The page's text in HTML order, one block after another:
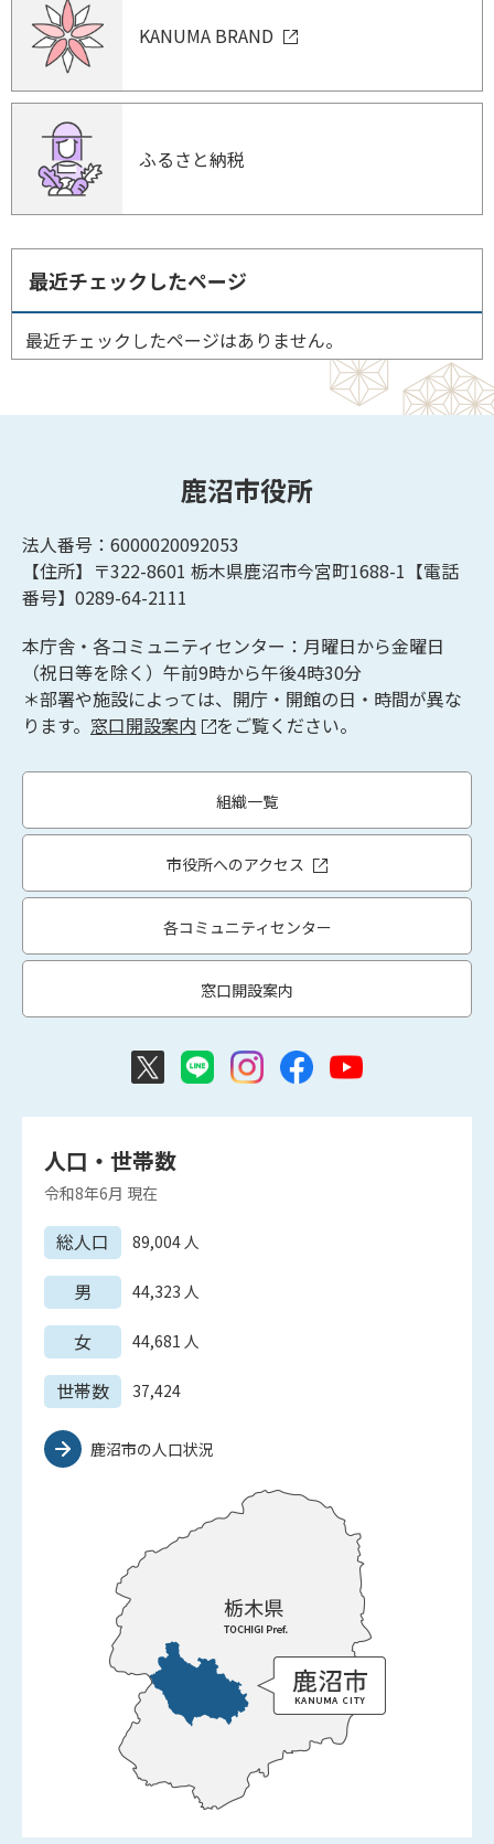
KANUMA BRAND
ふるさと納税
最近チェックしたページ
最近チェックしたページはありません。
鹿沼市役所
法人番号：6000020092053
【住所】〒322-8601 栃木県鹿沼市今宮町1688-1【電話
番号】0289-64-2111
本庁舎・各コミュニティセンター：月曜日から金曜日
（祝日等を除く）午前9時から午後4時30分
＊部署や施設によっては、開庁・開館の日・時間が異な
ります。 窓口開設案内 をご覧ください。
組織一覧
市役所へのアクセス
各コミュニティセンター
窓口開設案内
人口・世帯数
令和8年6月 現在
総人口 89,004人
男 44,323 人
女 44,681 人
世帯数 37,424
鹿沼市の人口状況